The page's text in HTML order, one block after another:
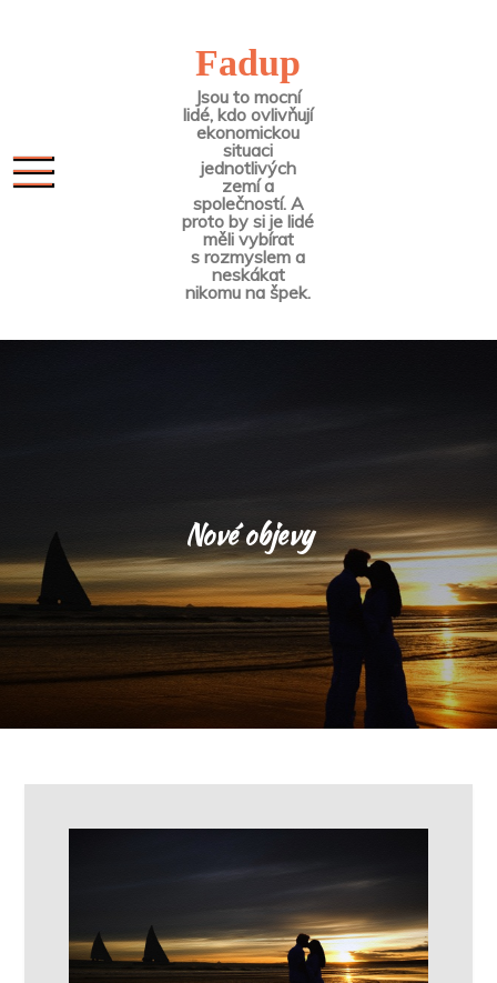
Fadup
Jsou to mocní
lidé, kdo ovlivňují
ekonomickou
situaci
jednotlivých
zemí a
společností. A
proto by si je lidé
měli vybírat
s rozmyslem a
neskákat
nikomu na špek.
Nové objevy